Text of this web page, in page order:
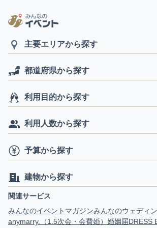
主要エリアから探す
都道府県から探す
利用目的から探す
利用人数から探す
予算から探す
建物から探す
関連サービス
みんなのイベントマガジンみんなのウェディ
anymarry.（1.5次会・会費婚） 婚姻届DRESS